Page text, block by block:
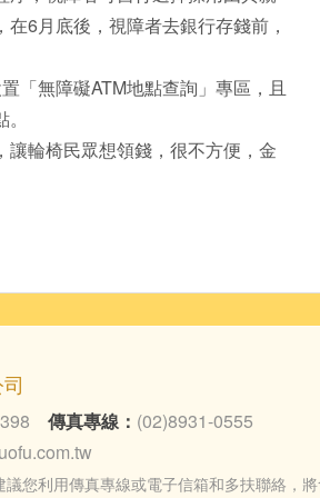
6月底後，視障者去銀行存錢前，
「無障礙ATM地點查詢」專區，且
輪椅民眾想領錢，很不方便，金
傳真專線： (02)8931-0555
議您利用傳真專線或電子信箱和多扶聯絡，